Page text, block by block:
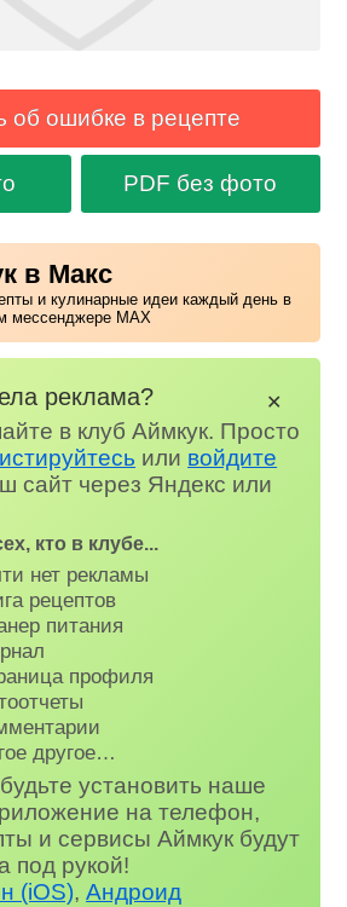
об ошибке в рецепте
PDF без фото
в Макс
и кулинарные идеи каждый день в
мессенджере MAX
реклама?
в клуб Аймкук. Просто
или войдите
сайт через Яндекс или
кто в клубе...
нет рекламы
рецептов
питания
профиля
другое…
установить наше
на телефон,
и сервисы Аймкук будут
под рукой!
(iOS),Андроид
✕